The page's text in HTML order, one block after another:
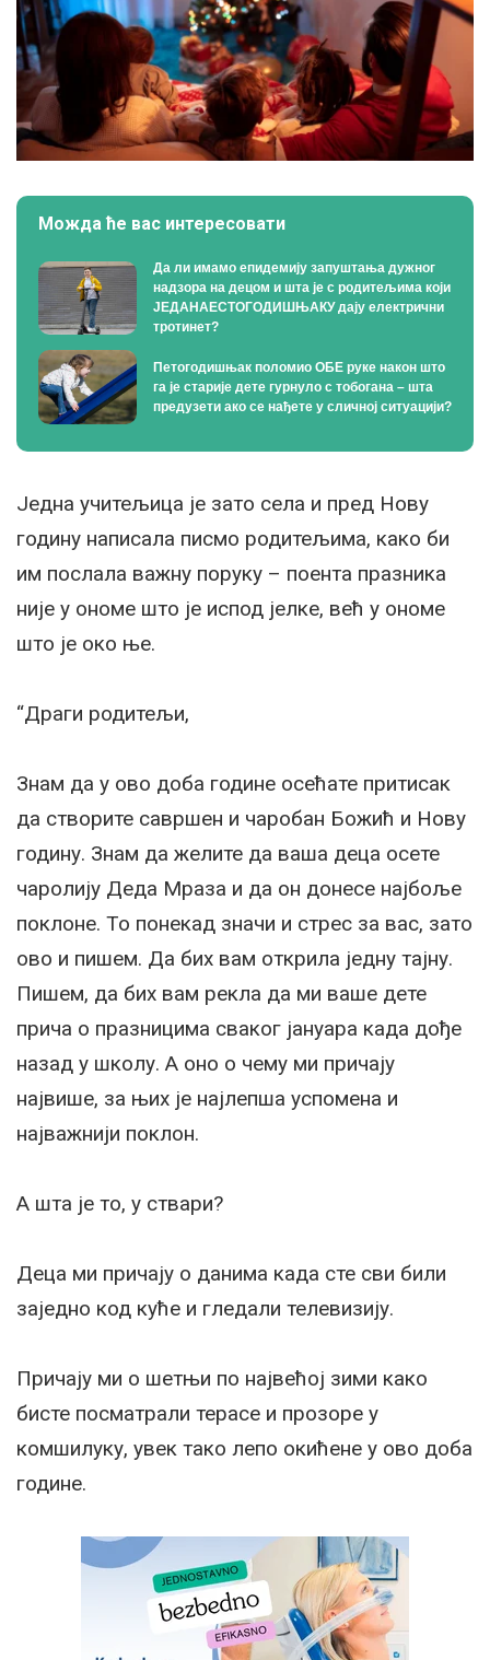
Можда ће вас интересовати
Да ли имамо епидемију запуштања дужног
надзора на децом и шта је с родитељима који
ЈЕДАНАЕСТОГОДИШЊАКУ дају електрични
тротинет?
Петогодишњак поломио ОБЕ руке након што
га је старије дете гурнуло с тобогана – шта
предузети ако се нађете у сличној ситуацији?
Једна учитељица је зато села и пред Нову
годину написала писмо родитељима, како би
им послала важну поруку – поента празника
није у ономе што је испод јелке, већ у ономе
што је око ње.
“Драги родитељи,
Знам да у ово доба године осећате притисак
да створите савршен и чаробан Божић и Нову
годину. Знам да желите да ваша деца осете
чаролију Деда Мраза и да он донесе најбоље
поклоне. То понекад значи и стрес за вас, зато
ово и пишем. Да бих вам открила једну тајну.
Пишем, да бих вам рекла да ми ваше дете
прича о празницима сваког јануара када дође
назад у школу. А оно о чему ми причају
највише, за њих је најлепша успомена и
најважнији поклон.
А шта је то, у ствари?
Деца ми причају о данима када сте сви били
заједно код куће и гледали телевизију.
Причају ми о шетњи по највећој зими како
бисте посматрали терасе и прозоре у
комшилуку, увек тако лепо окићене у ово доба
године.